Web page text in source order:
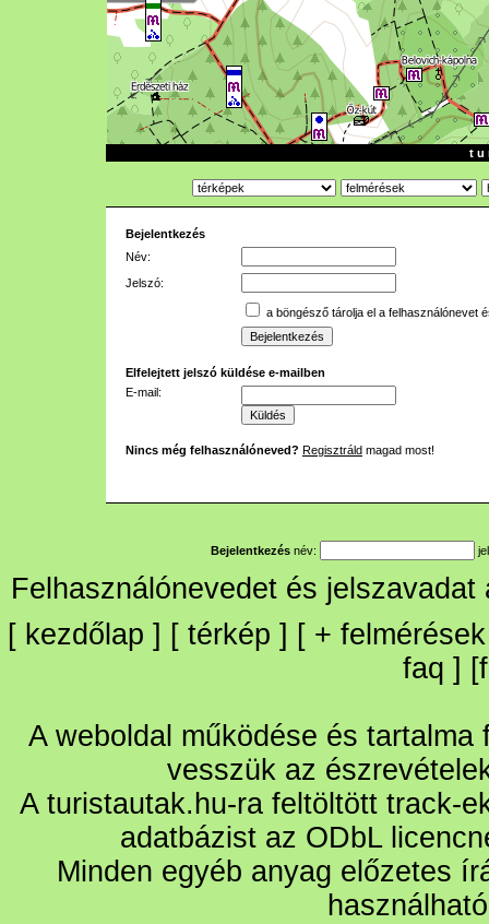
t u
Bejelentkezés
Név:
Jelszó:
a böngésző tárolja el a felhasználónevet
Elfelejtett jelszó küldése e-mailben
E-mail:
Nincs még felhasználóneved? Regisztráld magad most!
Bejelentkezés név:
Felhasználónevedet és
[ kezdőlap ] [ térkép ] [ + felmérések
faq ] [
A weboldal működése és
vesszük az
A turistautak.hu-ra feltöltött track-
adatbázist az ODbL
Minden egyéb anyag előzetes